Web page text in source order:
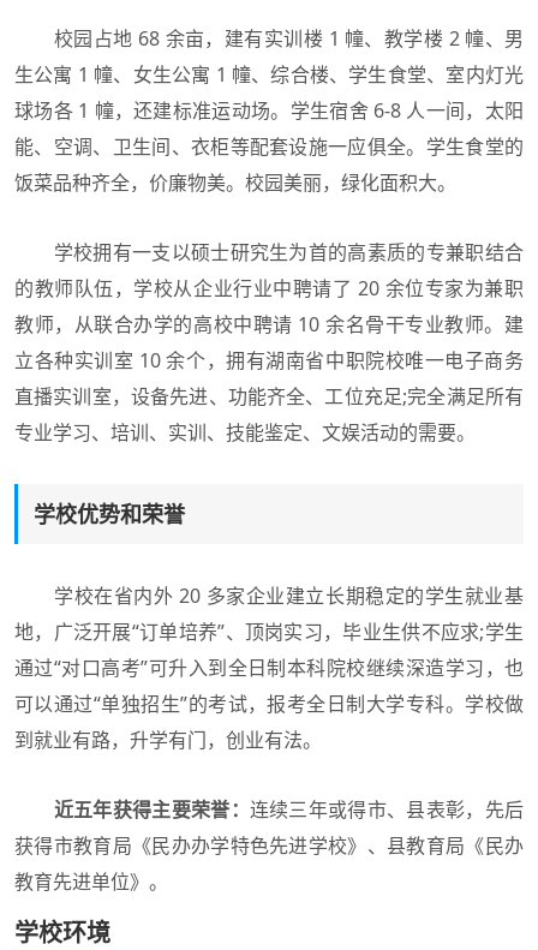
校园占地 68 余亩，建有实训楼 1 幢、教学楼 2 幢、男
生公寓 1 幢、女生公寓 1 幢、综合楼、学生食堂、室内灯光
球场各 1 幢，还建标准运动场。学生宿舍 6-8 人一间，太阳
能、空调、卫生间、衣柜等配套设施一应俱全。学生食堂的
饭菜品种齐全，价廉物美。校园美丽，绿化面积大。
学校拥有一支以硕士研究生为首的高素质的专兼职结合
的教师队伍，学校从企业行业中聘请了 20 余位专家为兼职
教师，从联合办学的高校中聘请 10 余名骨干专业教师。建
立各种实训室 10 余个，拥有湖南省中职院校唯一电子商务
直播实训室，设备先进、功能齐全、工位充足;完全满足所有
专业学习、培训、实训、技能鉴定、文娱活动的需要。
学校优势和荣誉
学校在省内外 20 多家企业建立长期稳定的学生就业基
地，广泛开展“订单培养”、顶岗实习，毕业生供不应求;学生
通过“对口高考”可升入到全日制本科院校继续深造学习，也
可以通过“单独招生”的考试，报考全日制大学专科。学校做
到就业有路，升学有门，创业有法。
近五年获得主要荣誉： 连续三年或得市、县表彰，先后
获得市教育局《民办办学特色先进学校》、县教育局《民办
教育先进单位》。
学校环境